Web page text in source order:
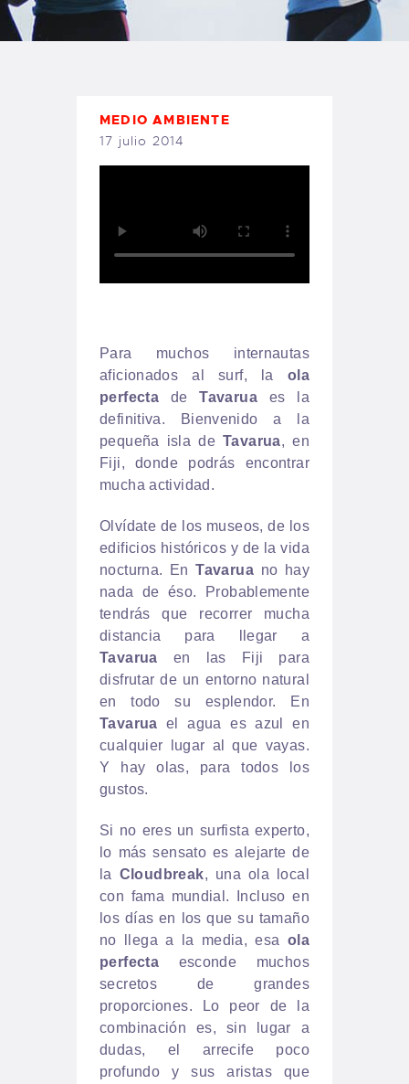
TIENDA FAMILY SURFERS
WEBCAM SALINAS
MEDIO AMBIENTE
17 julio 2014
Para muchos internautas
aficionados al surf, la ola
perfecta de Tavaruaes la
definitiva. Bienvenido a la
pequeña isla deTavarua, en
Fiji, donde podrás encontrar
mucha actividad.
Olvídate de los museos, de los
edificios históricos y de la vida
nocturna. EnTavaruano hay
nada de éso. Probablemente
tendrás que recorrer mucha
distancia para llegar a
Tavarua en las Fiji para
disfrutar de un entorno natural
en todo su esplendor. En
Tavarua el agua es azul en
cualquier lugar al que vayas.
Y hay olas, para todos los
gustos.
Si no eres un surfista experto,
lo más sensato es alejarte de
la Cloudbreak, una ola local
con fama mundial. Incluso en
los días en los que su tamaño
no llega a la media, esa ola
perfecta esconde muchos
secretos de grandes
proporciones. Lo peor de la
combinación es, sin lugar a
dudas, el arrecife poco
profundo y sus aristas que